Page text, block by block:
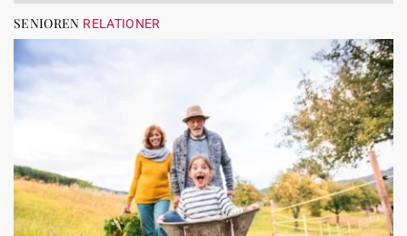
SENIOREN RELATIONER